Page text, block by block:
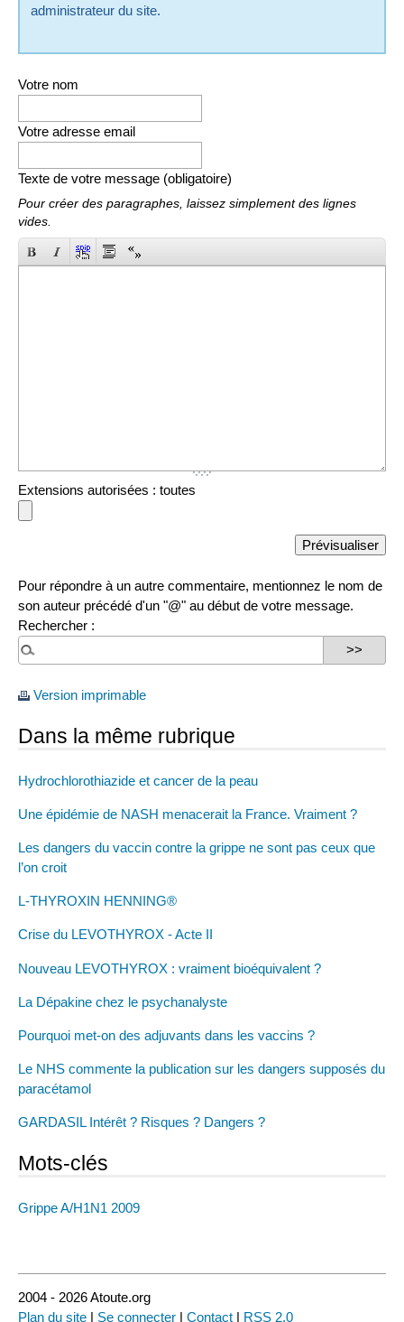
administrateur du site.
Votre nom
Votre adresse email
Texte de votre message (obligatoire)
Pour créer des paragraphes, laissez simplement des lignes
vides.
Extensions autorisées : toutes
Pour répondre à un autre commentaire, mentionnez le nom de
son auteur précédé d'un "@" au début de votre message.
Rechercher :
Version imprimable
Dans la même rubrique
Hydrochlorothiazide et cancer de la peau
Une épidémie de NASH menacerait la France. Vraiment ?
Les dangers du vaccin contre la grippe ne sont pas ceux que
l’on croit
L-THYROXIN HENNING®
Crise du LEVOTHYROX - Acte II
Nouveau LEVOTHYROX : vraiment bioéquivalent ?
La Dépakine chez le psychanalyste
Pourquoi met-on des adjuvants dans les vaccins ?
Le NHS commente la publication sur les dangers supposés du
paracétamol
GARDASIL Intérêt ? Risques ? Dangers ?
Mots-clés
Grippe A/H1N1 2009
2004 - 2026 Atoute.org
Plan du site | Se connecter | Contact | RSS 2.0